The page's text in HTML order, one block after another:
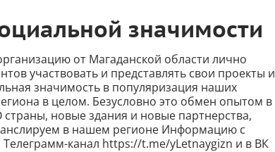
значимости
от Магаданской области лично
участвовать и представлять свои проекты и
значимость в популяризация наших
в целом. Безусловно это обмен опытом в
новые здания и новые партнерства,
в нашем регионе Информацию с
канал https://t.me/yLetnaygizn и в ВК